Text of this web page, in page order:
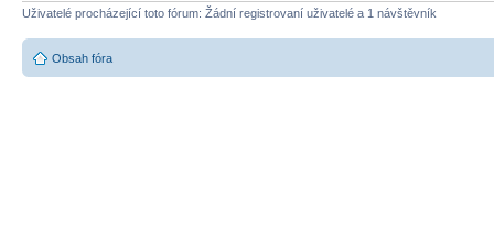
Uživatelé procházející toto fórum: Žádní registrovaní uživatelé a 1 návštěvník
Obsah fóra